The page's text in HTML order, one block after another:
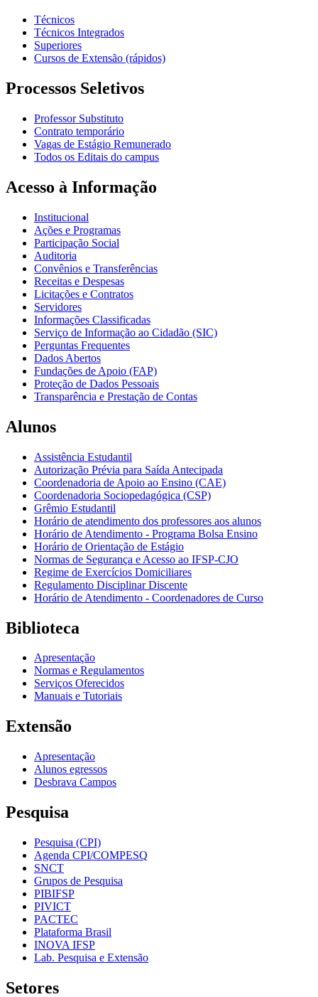
Técnicos
Técnicos Integrados
Superiores
Cursos de Extensão (rápidos)
Processos Seletivos
Professor Substituto
Contrato temporário
Vagas de Estágio Remunerado
Todos os Editais do campus
Acesso à Informação
Institucional
Ações e Programas
Participação Social
Auditoria
Convênios e Transferências
Receitas e Despesas
Licitações e Contratos
Servidores
Informações Classificadas
Serviço de Informação ao Cidadão (SIC)
Perguntas Frequentes
Dados Abertos
Fundações de Apoio (FAP)
Proteção de Dados Pessoais
Transparência e Prestação de Contas
Alunos
Assistência Estudantil
Autorização Prévia para Saída Antecipada
Coordenadoria de Apoio ao Ensino (CAE)
Coordenadoria Sociopedagógica (CSP)
Grêmio Estudantil
Horário de atendimento dos professores aos alunos
Horário de Atendimento - Programa Bolsa Ensino
Horário de Orientação de Estágio
Normas de Segurança e Acesso ao IFSP-CJO
Regime de Exercícios Domiciliares
Regulamento Disciplinar Discente
Horário de Atendimento - Coordenadores de Curso
Biblioteca
Apresentação
Normas e Regulamentos
Serviços Oferecidos
Manuais e Tutoriais
Extensão
Apresentação
Alunos egressos
Desbrava Campos
Pesquisa
Pesquisa (CPI)
Agenda CPI/COMPESQ
SNCT
Grupos de Pesquisa
PIBIFSP
PIVICT
PACTEC
Plataforma Brasil
INOVA IFSP
Lab. Pesquisa e Extensão
Setores